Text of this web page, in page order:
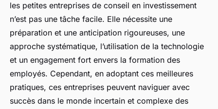
les petites entreprises de conseil en investissement
n’est pas une tâche facile. Elle nécessite une
préparation et une anticipation rigoureuses, une
approche systématique, l’utilisation de la technologie
et un engagement fort envers la formation des
employés. Cependant, en adoptant ces meilleures
pratiques, ces entreprises peuvent naviguer avec
succès dans le monde incertain et complexe des